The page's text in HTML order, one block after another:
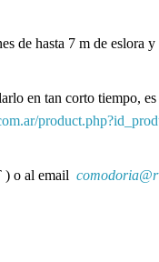
de hasta 7 m de eslora
en tan corto tiempo,
) o al email